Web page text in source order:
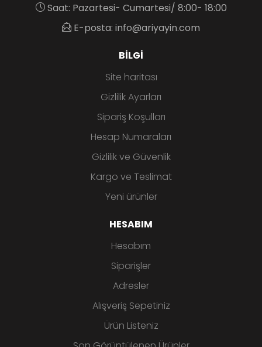
Saat: Pazartesi- Cumartesi/ 8:00- 18:00
E-posta: info@ariyayin.com
BILGI
Site haritası
Gizlilik Ayarları
Sipariş Koşulları
Hesap Numaraları
Gizlilik ve Güvenlik
Kargo ve Teslimat
Yeni ürünler
HESABIM
Hesabım
Siparişler
Adresler
Alışveriş Sepetiniz
Ürün Listeniz